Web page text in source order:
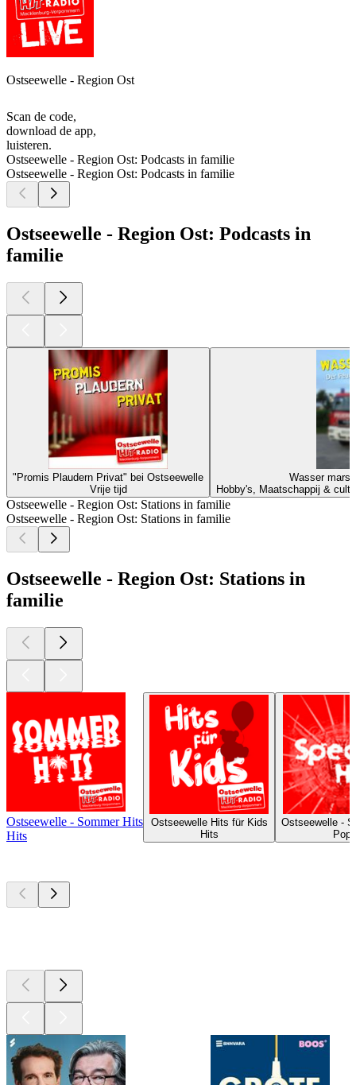
Ostseewelle - Region Ost
Scan de code,
download de app,
luisteren.
Ostseewelle - Region Ost: Podcasts in familie
Ostseewelle - Region Ost: Podcasts in familie
Ostseewelle - Region Ost: Podcasts in
familie
"Promis Plaudern Privat" bei Ostseewelle
Vrije tijd
Wasser
Hobby's, Maatschappij &
Ostseewelle - Region Ost: Stations in familie
Ostseewelle - Region Ost: Stations in familie
Ostseewelle - Region Ost: Stations in
familie
Ostseewelle - Sommer Hits
Hits
Ostseewelle Hits für Kids
Hits
Ostseewelle -
Pop